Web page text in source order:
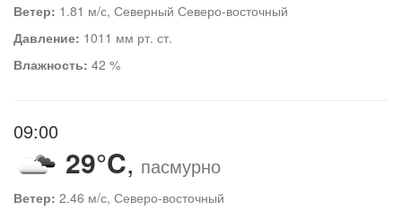
Ветер: 1.81 м/с, Северный Северо-восточный
Давление: 1011 мм рт. ст.
Влажность: 42 %
09:00
29°C, пасмурно
Ветер: 2.46 м/с, Северо-восточный